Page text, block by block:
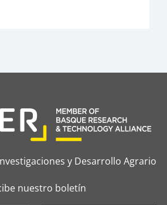
y Desarrollo Agrario
nuestro boletín